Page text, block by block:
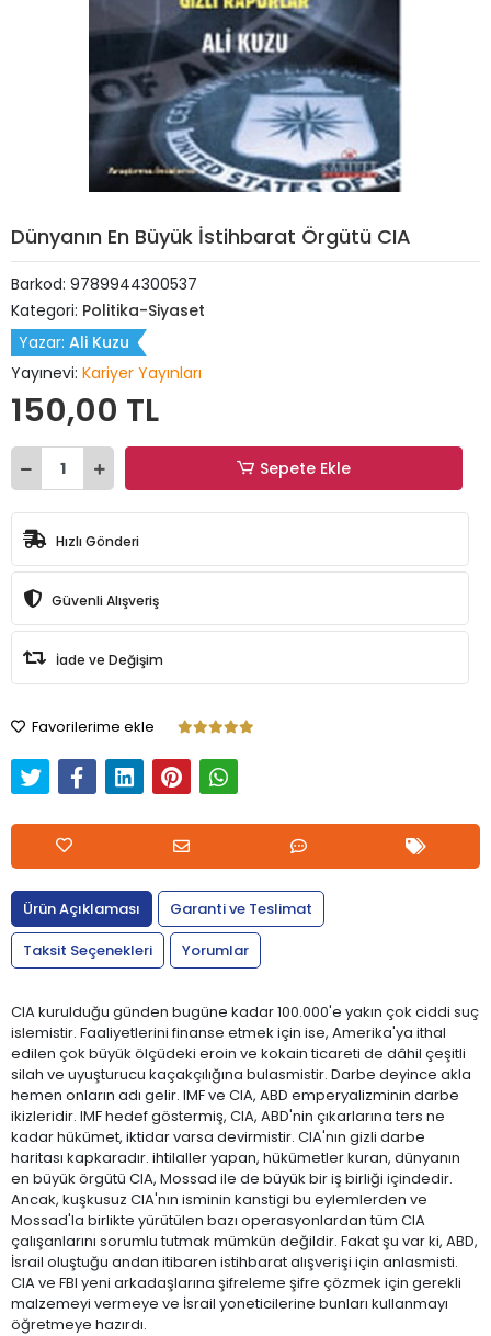
Dünyanın En Büyük İstihbarat Örgütü CIA
Barkod: 9789944300537
Kategori: Politika-Siyaset
Yazar: Ali Kuzu
Yayınevi: Kariyer Yayınları
150,00 TL
Sepete Ekle
Hızlı Gönderi
Güvenli Alışveriş
İade ve Değişim
Favorilerime ekle
Ürün Açıklaması
Garanti ve Teslimat
Taksit Seçenekleri
Yorumlar
CIA kurulduğu günden bugüne kadar 100.000'e yakın çok ciddi suç
islemistir. Faaliyetlerini finanse etmek için ise, Amerika'ya ithal
edilen çok büyük ölçüdeki eroin ve kokain ticareti de dâhil çeşitli
silah ve uyuşturucu kaçakçılığına bulasmistir. Darbe deyince akla
hemen onların adı gelir. IMF ve CIA, ABD emperyalizminin darbe
ikizleridir. IMF hedef göstermiş, CIA, ABD'nin çıkarlarına ters ne
kadar hükümet, iktidar varsa devirmistir. CIA'nın gizli darbe
haritası kapkaradır. ihtilaller yapan, hükümetler kuran, dünyanın
en büyük örgütü CIA, Mossad ile de büyük bir iş birliği içindedir.
Ancak, kuşkusuz CIA'nın isminin kanstigi bu eylemlerden ve
Mossad'la birlikte yürütülen bazı operasyonlardan tüm CIA
çalışanlarını sorumlu tutmak mümkün değildir. Fakat şu var ki, ABD,
İsrail oluştuğu andan itibaren istihbarat alışverişi için anlasmisti.
CIA ve FBI yeni arkadaşlarına şifreleme şifre çözmek için gerekli
malzemeyi vermeye ve İsrail yoneticilerine bunları kullanmayı
öğretmeye hazırdı.